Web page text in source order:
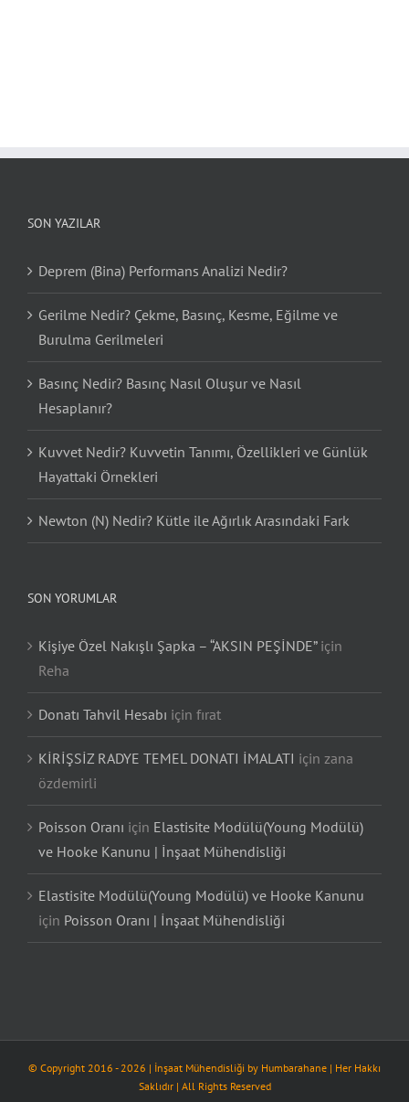
SON YAZILAR
Deprem (Bina) Performans Analizi Nedir?
Gerilme Nedir? Çekme, Basınç, Kesme, Eğilme ve
Burulma Gerilmeleri
Basınç Nedir? Basınç Nasıl Oluşur ve Nasıl
Hesaplanır?
Kuvvet Nedir? Kuvvetin Tanımı, Özellikleri ve Günlük
Hayattaki Örnekleri
Newton (N) Nedir? Kütle ile Ağırlık Arasındaki Fark
SON YORUMLAR
Kişiye Özel Nakışlı Şapka – “AKSIN PEŞİNDE”için
Reha
Donatı Tahvil Hesabı için fırat
KİRİŞSİZ RADYE TEMEL DONATI İMALATI için zana
özdemirli
Poisson Oranı için Elastisite Modülü(Young Modülü)
ve Hooke Kanunu | İnşaat Mühendisliği
Elastisite Modülü(Young Modülü) ve Hooke Kanunu
için Poisson Oranı | İnşaat Mühendisliği
© Copyright 2016 -2026 | İnşaat Mühendisliği by Humbarahane | Her Hakkı
Saklıdır | All Rights Reserved